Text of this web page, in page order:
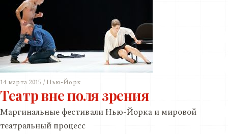
14 марта 2015 / Нью-Йорк
Театр вне поля зрения
Маргинальные фестивали Нью-Йорка и мировой
театральный процесс